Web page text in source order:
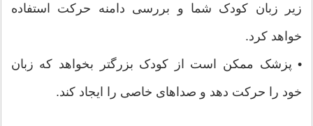
زیر زبان کودک شما و بررسی دامنه حرکت استفاده
خواهد کرد.
• پزشک ممکن است از کودک بزرگتر بخواهد که زبان
خود را حرکت دهد و صداهای خاصی را ایجاد کند.